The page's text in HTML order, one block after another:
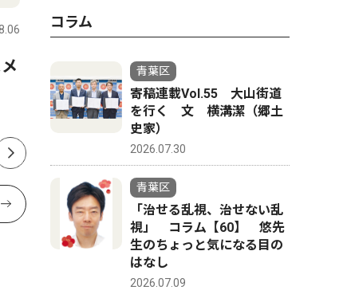
青葉区
山中市長、パワハラ認定受け
告発職員に直接謝罪 「初め
て人権の意味を理解できた」
認定 第
公表
コラム
青葉区
寄稿連載Vol.55 大山街道
を行く 文 横溝潔（郷土
史家）
2026.07.30
青葉区
「治せる乱視、治せない乱
視」 コラム【60】 悠先
生のちょっと気になる目の
はなし
2026.07.09